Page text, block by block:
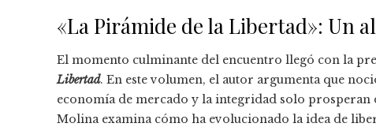
«La Pirámide de la Libertad»: Un
El momento culminante del encuentro llegó con la
Libertad. En este volumen, el autor argumenta que
economía de mercado y la integridad solo
Molina examina cómo ha evolucionado la idea de